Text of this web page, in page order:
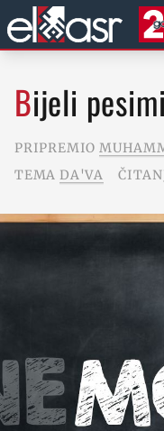
Bijeli
PRIPREMIO
TEMA DA'VA